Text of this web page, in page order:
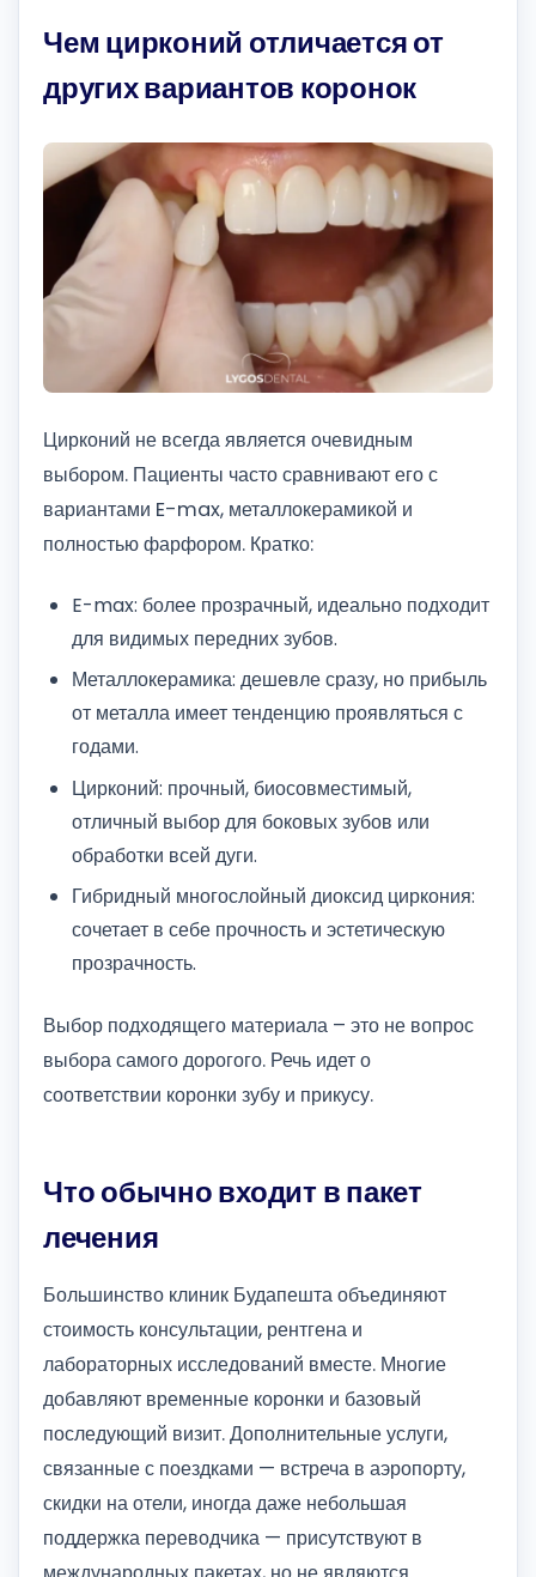
Чем цирконий отличается от
других вариантов коронок
Цирконий не всегда является очевидным
выбором. Пациенты часто сравнивают его с
вариантами E-max, металлокерамикой и
полностью фарфором. Кратко:
E-max: более прозрачный, идеально подходит
для видимых передних зубов.
Металлокерамика: дешевле сразу, но прибыль
от металла имеет тенденцию проявляться с
годами.
Цирконий: прочный, биосовместимый,
отличный выбор для боковых зубов или
обработки всей дуги.
Гибридный многослойный диоксид циркония:
сочетает в себе прочность и эстетическую
прозрачность.
Выбор подходящего материала – это не вопрос
выбора самого дорогого. Речь идет о
соответствии коронки зубу и прикусу.
Что обычно входит в пакет
лечения
Большинство клиник Будапешта объединяют
стоимость консультации, рентгена и
лабораторных исследований вместе. Многие
добавляют временные коронки и базовый
последующий визит. Дополнительные услуги,
связанные с поездками — встреча в аэропорту,
скидки на отели, иногда даже небольшая
поддержка переводчика — присутствуют в